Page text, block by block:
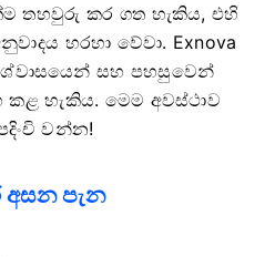
තහවුරු කර ගත හැකිය, එහි
හරහා වේවා. Exnova
සහ පහසුවෙන්
හැකිය. මෙම අවස්ථාව
වන්න!
පැන